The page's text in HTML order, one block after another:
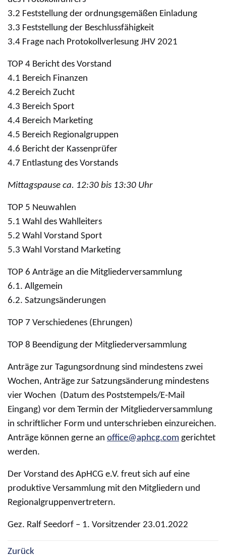
3.2 Feststellung der ordnungsgemäßen Einladung
3.3 Feststellung der Beschlussfähigkeit
3.4 Frage nach Protokollverlesung JHV 2021
TOP 4 Bericht des Vorstand
4.1 Bereich Finanzen
4.2 Bereich Zucht
4.3 Bereich Sport
4.4 Bereich Marketing
4.5 Bereich Regionalgruppen
4.6 Bericht der Kassenprüfer
4.7 Entlastung des Vorstands
Mittagspause ca. 12:30 bis 13:30 Uhr
TOP 5 Neuwahlen
5.1 Wahl des Wahlleiters
5.2 Wahl Vorstand Sport
5.3 Wahl Vorstand Marketing
TOP 6 Anträge an die Mitgliederversammlung
6.1. Allgemein
6.2. Satzungsänderungen
TOP 7 Verschiedenes (Ehrungen)
TOP 8 Beendigung der Mitgliederversammlung
Anträge zur Tagungsordnung sind mindestens zwei
Wochen, Anträge zur Satzungsänderung mindestens
vier Wochen (Datum des Poststempels/E-Mail
Eingang) vor dem Termin der Mitgliederversammlung
in schriftlicher Form und unterschrieben einzureichen.
Anträge können gerne an office@aphcg.com gerichtet
werden.
Der Vorstand des ApHCG e.V. freut sich auf eine
produktive Versammlung mit den Mitgliedern und
Regionalgruppenvertretern.
Gez. Ralf Seedorf – 1. Vorsitzender 23.01.2022
Zurück